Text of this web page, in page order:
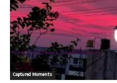
Captured Moments